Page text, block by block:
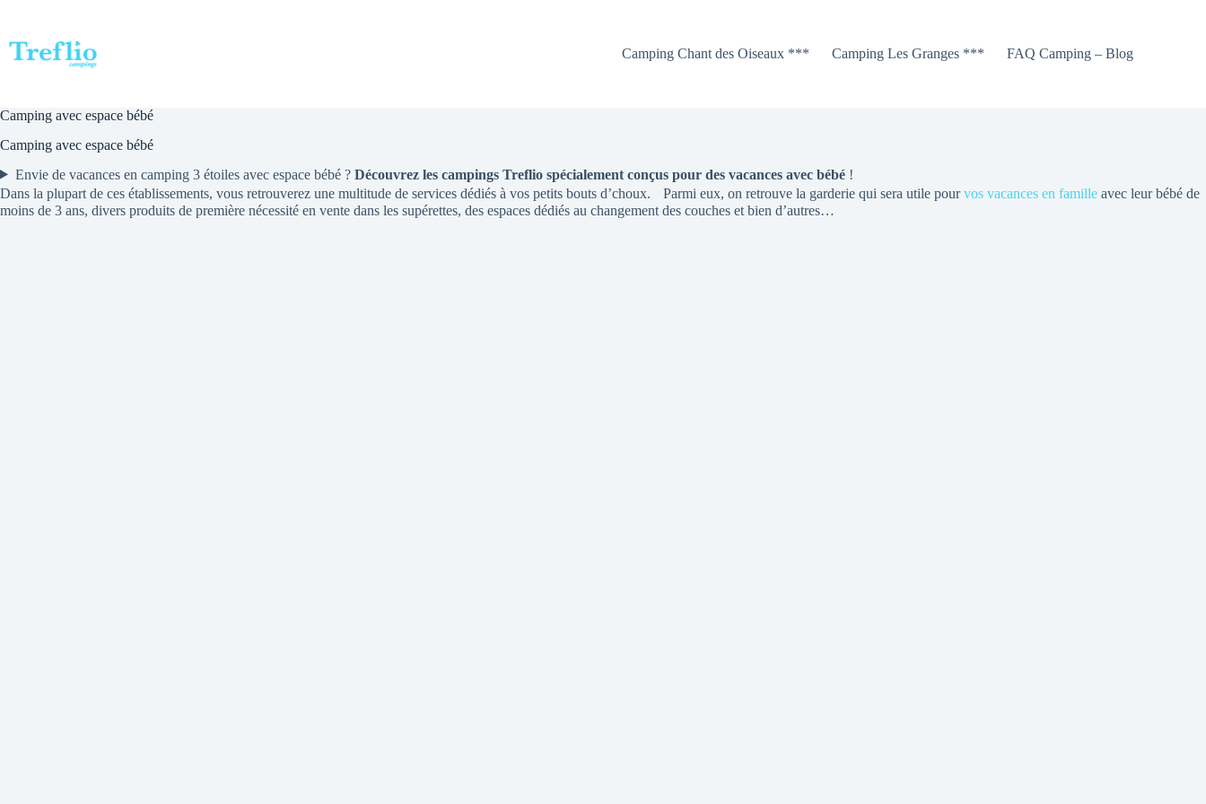
contenu
Camping Chant des Oiseaux ***
Camping Les Granges *** FAQ Camping – Blog
Camping avec espace bébé
Camping avec espace bébé
Envie de vacances en camping 3 étoiles avec espace bébé ? Découvrez les campings Treflio spécialement conçus pour des vacances avec bébé!
Dans la plupart de ces établissements, vous retrouverez une multitude de services dédiés à vos petits bouts d’choux. Parmi eux, on retrouve la garderie qui sera utile pourvos vacances en famille avec leur bébé de
moins de 3 ans, divers produits de première nécessité en vente dans les supérettes, des espaces dédiés au changement des couches et bien d’autres…